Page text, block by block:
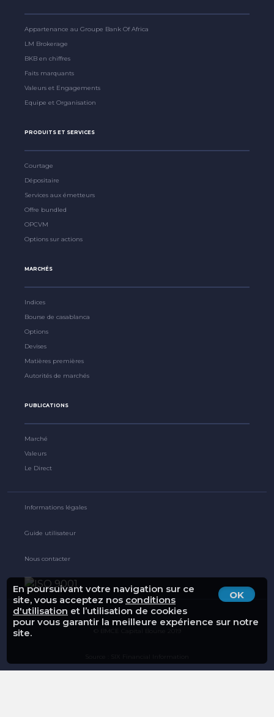
OK
En poursuivant votre navigation sur ce
site, vous acceptez nos conditions
d'utilisation et l’utilisation de cookies
pour vous garantir la meilleure expérience sur notre
site.
Appartenance au Groupe Bank Of Africa
LM Brokerage
BKB en chiffres
Faits marquants
Valeurs et Engagements
Equipe et Organisation
PRODUITS ET SERVICES
Courtage
Dépositaire
Services aux émetteurs
Offre bundled
OPCVM
Options sur actions
MARCHÉS
Indices
Bourse de casablanca
Options
Devises
Matières premières
Autorités de marchés
PUBLICATIONS
Marché
Valeurs
Le Direct
Informations légales
Guide utilisateur
Nous contacter